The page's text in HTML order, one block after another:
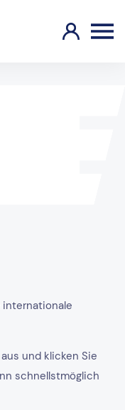
und klicken Sie
schnellstmöglich